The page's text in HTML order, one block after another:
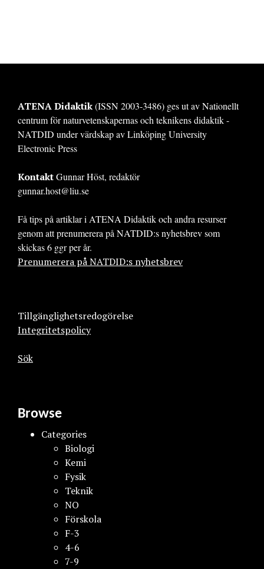
ATENA Didaktik(ISSN 2003-3486) ges ut av Nationellt
centrum för naturvetenskapernas och teknikens didaktik -
NATDID under värdskap av Linköping University
Electronic Press
KontaktGunnar Höst, redaktör
gunnar.host@liu.se
Få tips på artiklar i ATENA Didaktik och andra resurser
genom att prenumerera på NATDID:s nyhetsbrev som
skickas 6 ggr per år.
Prenumerera på NATDID:s nyhetsbrev
Tillgänglighetsredogörelse
Integritetspolicy
Sök
Browse
Categories
Biologi
Kemi
Fysik
Teknik
NO
Förskola
F-3
4-6
7-9